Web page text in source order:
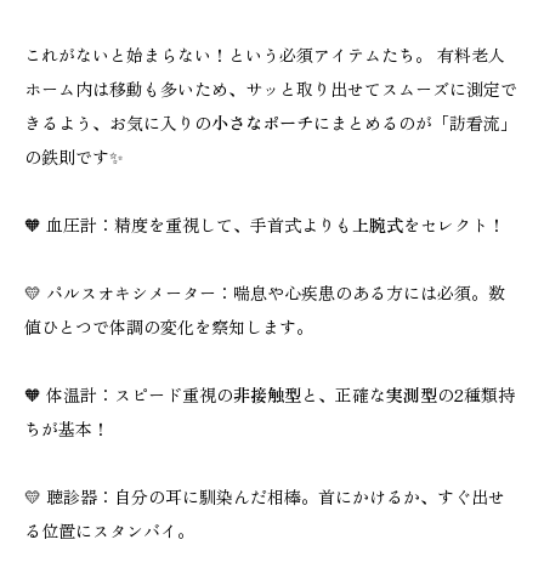
これがないと始まらない！という必須アイテムたち。 有料老人
ホーム内は移動も多いため、サッと取り出せてスムーズに測定で
きるよう、お気に入りの小さなポーチにまとめるのが「訪看流」
の鉄則です✨
🧡 血圧計：精度を重視して、手首式よりも 上腕式をセレクト！
💛 パルスオキシメーター：喘息や心疾患のある方には必須。数
値ひとつで体調の変化を察知します。
🧡 体温計：スピード重視の非接触型と、正確な実測型の2種類持
ちが基本！
💛 聴診器：自分の耳に馴染んだ相棒。首にかけるか、すぐ出せ
る位置にスタンバイ。